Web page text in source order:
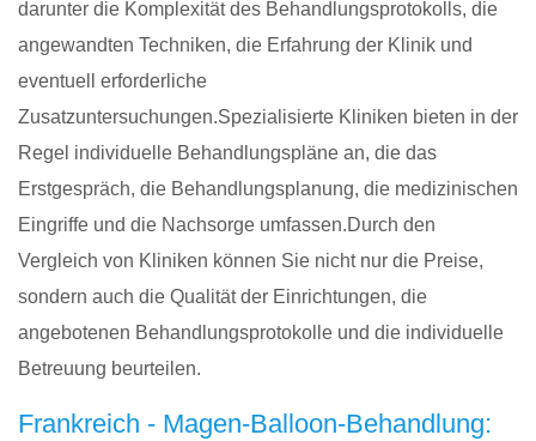
darunter die Komplexität des Behandlungsprotokolls, die
angewandten Techniken, die Erfahrung der Klinik und
eventuell erforderliche
Zusatzuntersuchungen.Spezialisierte Kliniken bieten in der
Regel individuelle Behandlungspläne an, die das
Erstgespräch, die Behandlungsplanung, die medizinischen
Eingriffe und die Nachsorge umfassen.Durch den
Vergleich von Kliniken können Sie nicht nur die Preise,
sondern auch die Qualität der Einrichtungen, die
angebotenen Behandlungsprotokolle und die individuelle
Betreuung beurteilen.
Frankreich - Magen-Balloon-Behandlung: